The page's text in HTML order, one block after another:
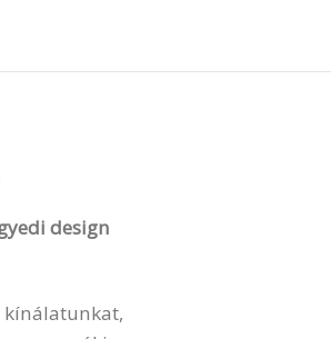
design
kínálatunkat,